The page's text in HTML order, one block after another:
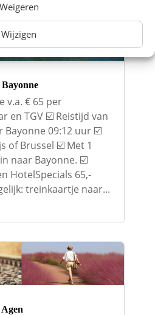
Weigeren
Wijzigen
v.a. € 65 per
en TGV ☑️ Reistijd van
Bayonne 09:12 uur ☑️
of Brussel ☑️ Met 1
naar Bayonne. ☑️
HotelSpecials 65,-
treinkaartje naar...